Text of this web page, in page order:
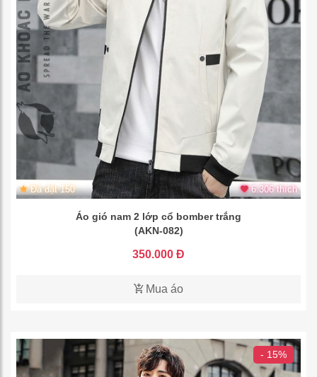
Đã đặt 150 6.306 thích
Áo gió nam 2 lớp cổ bomber trắng
(AKN-082)
350.000 Đ
Mua áo
- 15%